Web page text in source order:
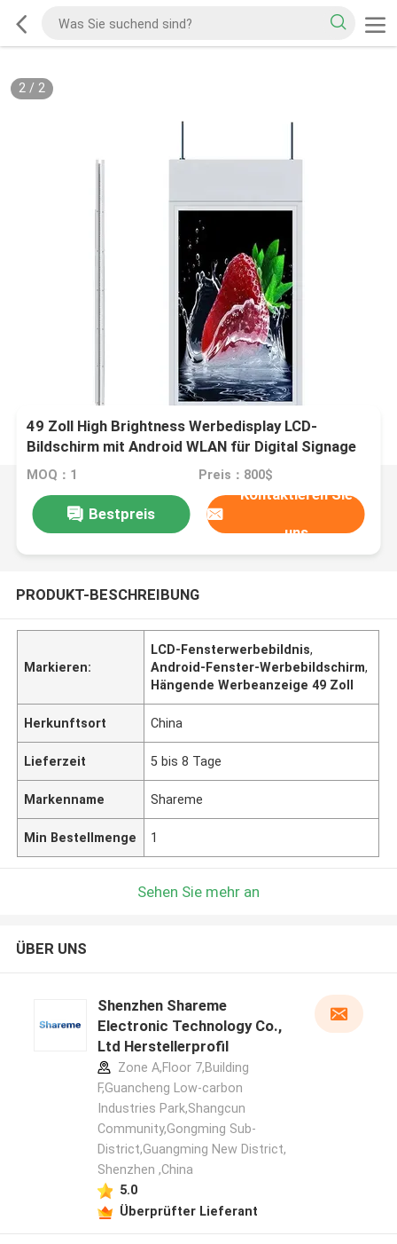
2/ 2
49 Zoll High Brightness Werbedisplay LCD-
Bildschirm mit Android WLAN für Digital Signage
MOQ：1 Preis：800$
Bestpreis
Kontaktieren Sie
uns
PRODUKT-BESCHREIBUNG
Markieren:
LCD-Fensterwerbebildnis,
Android-Fenster-Werbebildschirm,
Hängende Werbeanzeige 49 Zoll
Herkunftsort China
Lieferzeit 5 bis 8 Tage
Markenname Shareme
Min Bestellmenge 1
Sehen Sie mehr an
ÜBER UNS
Shenzhen Shareme
Electronic Technology Co.,
Ltd Herstellerprofil
Zone A,Floor 7,Building
F,Guancheng Low-carbon
Industries Park,Shangcun
Community,Gongming Sub-
District,Guangming New District,
Shenzhen ,China
5.0
Überprüfter Lieferant